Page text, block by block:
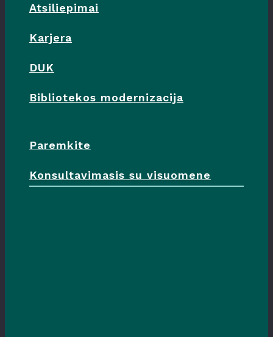
Atsiliepimai
Karjera
DUK
Bibliotekos modernizacija
Paremkite
Konsultavimasis su visuomene